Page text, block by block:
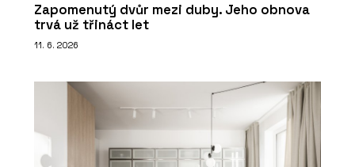
Zapomenutý dvůr mezi duby. Jeho obnova
trvá už třináct let
11. 6. 2026